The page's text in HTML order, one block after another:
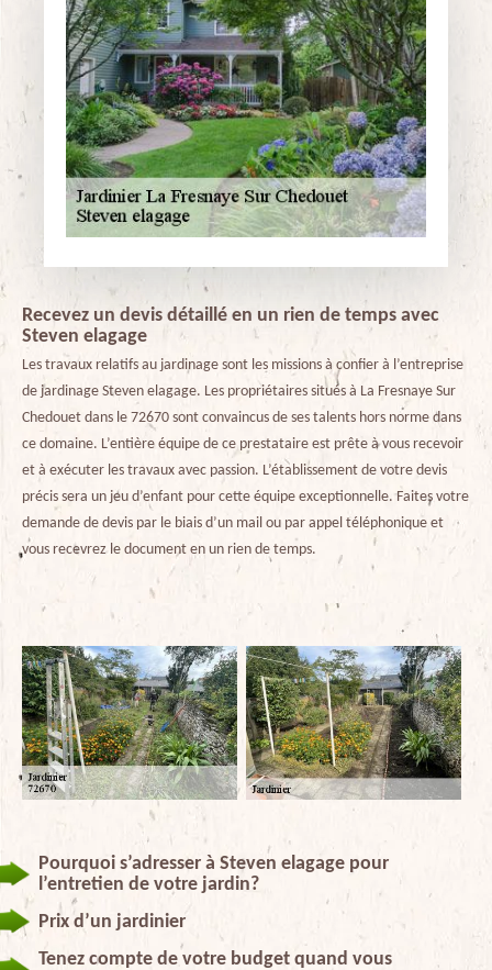
Recevez un devis détaillé en un rien de temps avec
Steven elagage
Les travaux relatifs au jardinage sont les missions à confier à l’entreprise
de jardinage Steven elagage. Les propriétaires situés à La Fresnaye Sur
Chedouet dans le 72670 sont convaincus de ses talents hors norme dans
ce domaine. L’entière équipe de ce prestataire est prête à vous recevoir
et à exécuter les travaux avec passion. L’établissement de votre devis
précis sera un jeu d’enfant pour cette équipe exceptionnelle. Faites votre
demande de devis par le biais d’un mail ou par appel téléphonique et
vous recevrez le document en un rien de temps.
Pourquoi s’adresser à Steven elagage pour
l’entretien de votre jardin?
Prix d’un jardinier
Tenez compte de votre budget quand vous